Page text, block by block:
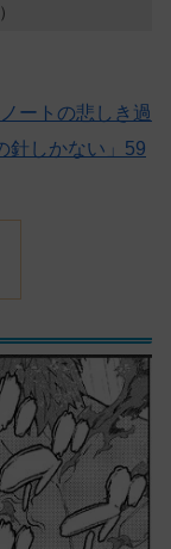
ートの悲しき過
針しかない」59